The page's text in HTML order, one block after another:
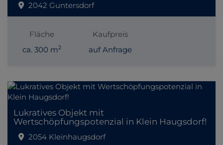
2042 Guntersdorf
Fläche
ca. 300 m2
Kaufpreis
auf Anfrage
Lukratives Objekt mit
Wertschöpfungspotenzial in Klein Haugsdorf!
2054 Kleinhaugsdorf